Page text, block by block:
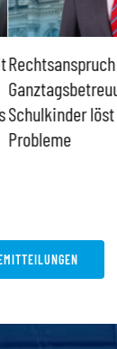
Schulkinder
Probleme